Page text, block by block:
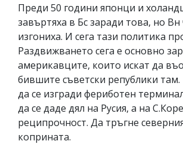
Преди 50 години японци и
завъртяха в Бс заради това, но Вн
изгониха. И сега тази политика
Раздвижването сега е основно
америкавците, които искат да
бившите съветски републики
да се изгради фериботен
да се даде дял на Русия, а на
реципрочност. Да тръгне
коприната.